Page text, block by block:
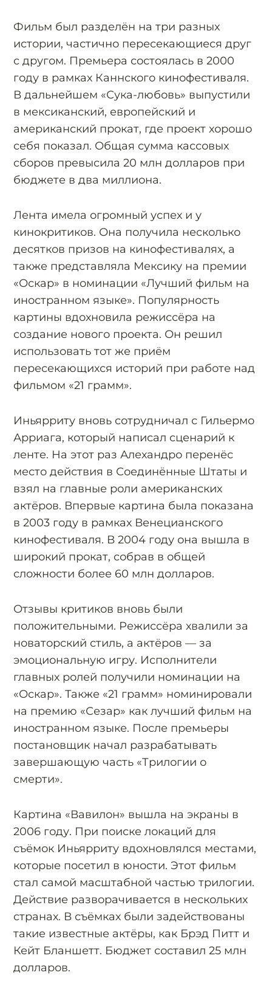
Фильм был разделён на три разных
истории, частично пересекающиеся друг
с другом. Премьера состоялась в 2000
году в рамках Каннского кинофестиваля.
В дальнейшем «Сука-любовь» выпустили
в мексиканский, европейский и
американский прокат, где проект хорошо
себя показал. Общая сумма кассовых
сборов превысила 20 млн долларов при
бюджете в два миллиона.
Лента имела огромный успех и у
кинокритиков. Она получила несколько
десятков призов на кинофестивалях, а
также представляла Мексику на премии
«Оскар» в номинации «Лучший фильм на
иностранном языке». Популярность
картины вдохновила режиссёра на
создание нового проекта. Он решил
использовать тот же приём
пересекающихся историй при работе над
фильмом «21 грамм».
Иньярриту вновь сотрудничал с Гильермо
Арриага, который написал сценарий к
ленте. На этот раз Алехандро перенёс
место действия в Соединённые Штаты и
взял на главные роли американских
актёров. Впервые картина была показана
в 2003 году в рамках Венецианского
кинофестиваля. В 2004 году она вышла в
широкий прокат, собрав в общей
сложности более 60 млн долларов.
Отзывы критиков вновь были
положительными. Режиссёра хвалили за
новаторский стиль, а актёров — за
эмоциональную игру. Исполнители
главных ролей получили номинации на
«Оскар». Также «21 грамм» номинировали
на премию «Сезар» как лучший фильм на
иностранном языке. После премьеры
постановщик начал разрабатывать
завершающую часть «Трилогии о
смерти».
Картина «Вавилон» вышла на экраны в
2006 году. При поиске локаций для
съёмок Иньярриту вдохновлялся местами,
которые посетил в юности. Этот фильм
стал самой масштабной частью трилогии.
Действие разворачивается в нескольких
странах. В съёмках были задействованы
такие известные актёры, как Брэд Питт и
Кейт Бланшетт. Бюджет составил 25 млн
долларов.